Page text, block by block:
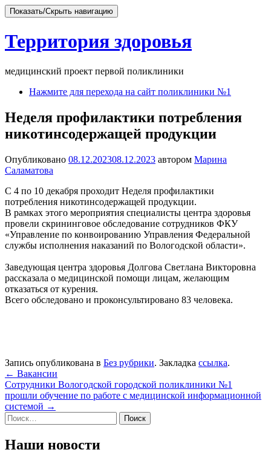
Показать/Скрыть навигацию
Территория здоровья
медицинский проект первой поликлиники
Перейти
содержимому
Нажмите для перехода на сайт поликлиники №1
Неделя профилактики потребления
никотинсодержащей продукции
Опубликовано 08.12.202308.12.2023 автором Марина
Саламатова
С 4 по 10 декабря проходит Неделя профилактики
потребления никотинсодержащей продукции.
В рамках этого мероприятия специалисты центра здоровья
провели скрининговое обследование сотрудников ФКУ
«Управление по конвоированию Управления Федеральной
службы исполнения наказаний по Вологодской области».
Заведующая центра здоровья Долгова Светлана Викторовна
рассказала о медицинской помощи лицам, желающим
отказаться от курения.
Всего обследовано и проконсультировано 83 человека.
Запись опубликована в Без рубрики. Закладка ссылка.
Навигация
по
записям
← Вакансии
Сотрудники Вологодской городской поликлиники №1
прошли обучение по работе с медицинской информационной
системой →
Найти:
Наши новости